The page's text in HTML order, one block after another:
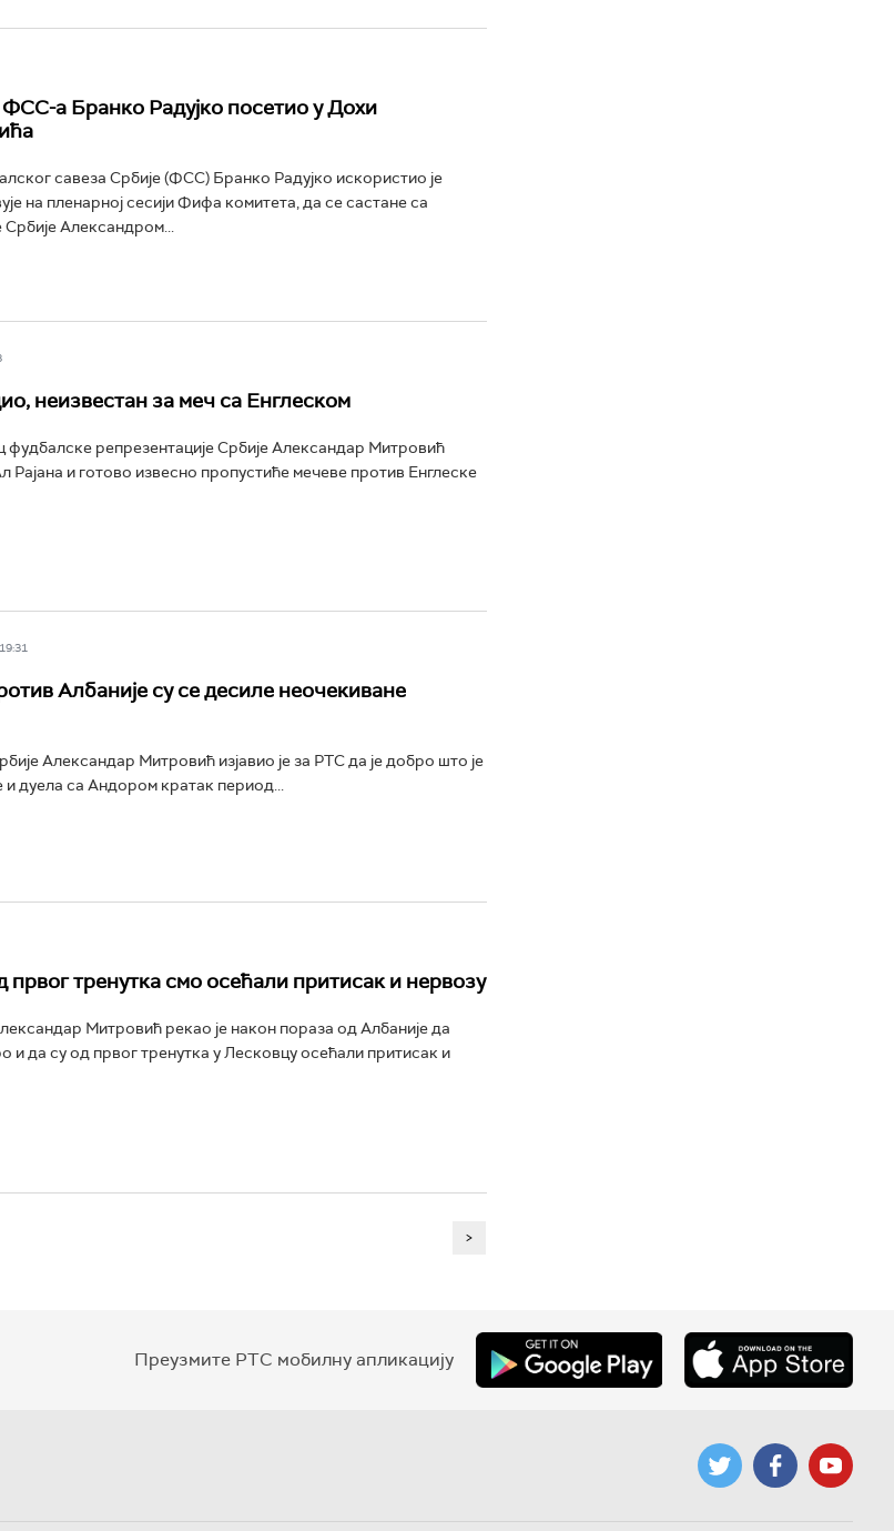
а Бранко Радујко посетио у Дохи
савеза Србије (ФСС) Бранко Радујко искористио је
на пленарној сесији Фифа комитета, да се састане са
Србије Александром...
неизвестан за меч са Енглеском
фудбалске репрезентације Србије Александар Митровић
Рајана и готово извесно пропустиће мечеве против Енглеске
Албаније су се десиле неочекиване
Александар Митровић изјавио је за РТС да је добро што је
и дуела са Андором кратак период...
тренутка смо осећали притисак и нервозу
Митровић рекао је након пораза од Албаније да
и да су од првог тренутка у Лесковцу осећали притисак и
>
Преузмите РТС мобилну апликацију